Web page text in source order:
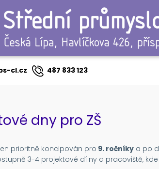
cl.cz 487 833 123
dny pro ZŠ
prioritně koncipován pro 9. ročníky a po
3-4 projektové dílny a pracoviště,